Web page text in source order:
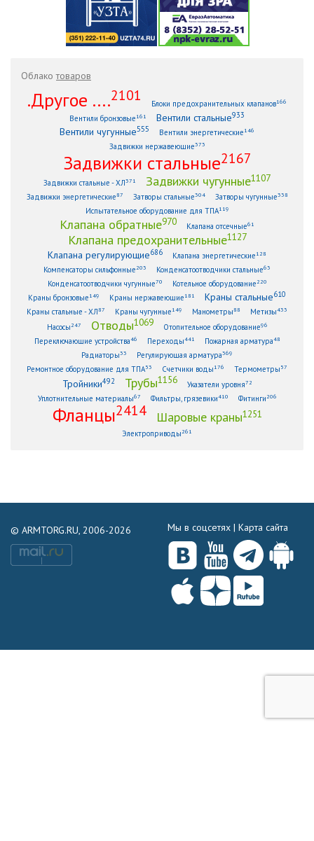
Облакотоваров
.Другое ....2101
Блоки предохранительных клапанов166
Вентили бронзовые161 Вентили стальные933
Вентили чугунные555 Вентили энергетические146
Задвижки нержавеющие373
Задвижки стальные2167
Задвижки стальные - ХЛ371 Задвижки чугунные1107
Задвижки энергетические87 Затворы стальные304 Затворы чугунные338
Испытательное оборудование для ТПА119
Клапана обратные970 Клапана отсечные61
Клапана предохранительные1127
Клапана регулирующие686 Клапана энергетические128
Компенсаторы сильфонные203 Конденсатоотводчики стальные63
Конденсатоотводчики чугунные70 Котельное оборудование220
Краны бронзовые149 Краны нержавеющие181 Краны стальные610
Краны стальные - ХЛ87 Краны чугунные149 Манометры88 Метизы433
Насосы247 Отводы1069 Отопительное оборудование96
Переключающие устройства46 Переходы441 Пожарная арматура48
Радиаторы33 Регулирующая арматура369
Ремонтное оборудование для ТПА53 Счетчики воды176 Термометры 57
Тройники492 Трубы1156 Указатели уровня72
Уплотнительные материалы67 Фильтры, грязевики410 Фитинги206
Фланцы2414 Шаровые краны1251
Электроприводы261
© ARMTORG.RU, 2006-2026 Мы в соцсетях | Карта сайта